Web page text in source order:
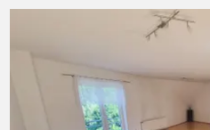
Damit liegt das Mietniveau